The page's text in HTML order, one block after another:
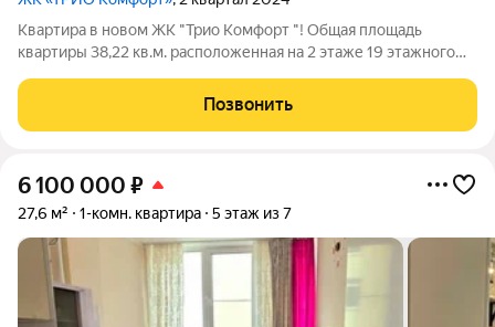
Квартира в новом ЖК "Трио Комфорт "! Общая площадь
квартиры 38,22 кв.м. расположенная на 2 этаже 19 этажного
выполнен современный евроремонт с использованием
качественных стройматериалов,
Позвонить
6 100 000 ₽
27,6 м² 1-комн. квартира 5 этаж из 7